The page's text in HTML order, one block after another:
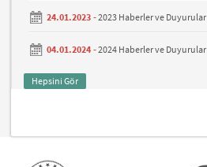
24.01.2023 -2023 Haberler ve Duyurular
04.01.2024 -2024 Haberler ve Duyurular
Hepsini Gör